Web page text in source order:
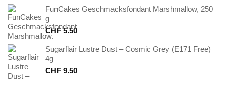
FunCakes Geschmacksfondant Marshmallow, 250
g
CHF5.50
Sugarflair Lustre Dust – Cosmic Grey (E171 Free)
4g
CHF 9.50